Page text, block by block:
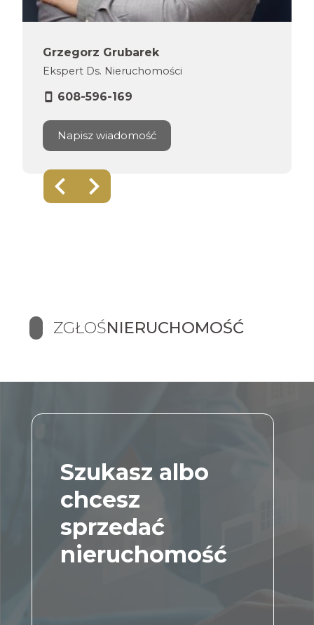
Grzegorz Grubarek
Ekspert Ds. Nieruchomości
608-596-169
Napisz wiadomość
ZGŁOŚNIERUCHOMOŚĆ
Szukasz albo
chcesz
sprzedać
nieruchomość